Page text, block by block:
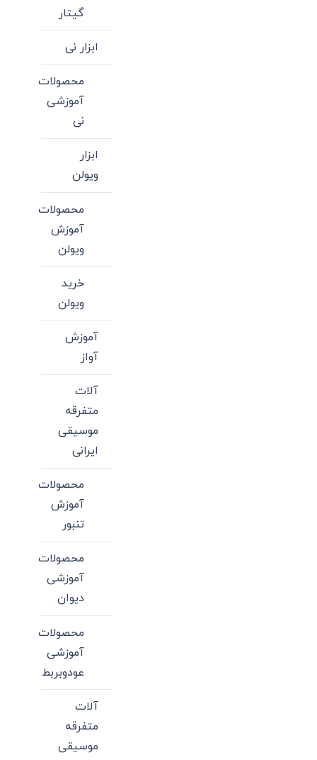
گیتار
ابزار نی
محصولات
آموزشی
نی
ابزار
ویولن
محصولات
آموزش
ویولن
خرید
ویولن
آموزش
آواز
آلات
متفرقه
موسیقی
ایرانی
محصولات
آموزش
تنبور
محصولات
آموزشی
دیوان
محصولات
آموزشی
عودوبربط
آلات
متفرقه
موسیقی